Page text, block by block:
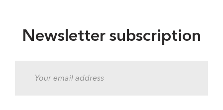
Newsletter subscription